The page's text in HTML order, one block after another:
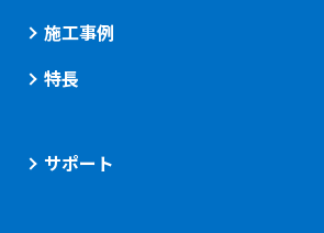
施工事例
特長
サポート